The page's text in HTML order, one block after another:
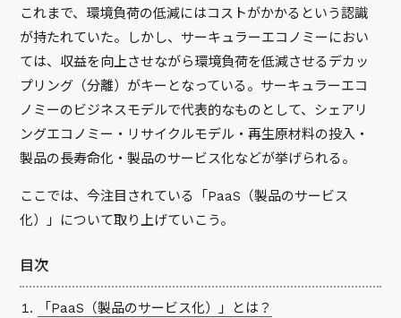
これまで、環境負荷の低減にはコストがかかるという認識
が持たれていた。しかし、サーキュラーエコノミーにおい
ては、収益を向上させながら環境負荷を低減させるデカッ
プリング（分離）がキーとなっている。サーキュラーエコ
ノミーのビジネスモデルで代表的なものとして、シェアリ
ングエコノミー・リサイクルモデル・再生原材料の投入・
製品の長寿命化・製品のサービス化などが挙げられる。
ここでは、今注目されている「PaaS（製品のサービス
化）」について取り上げていこう。
目次
「PaaS（製品のサービス化）」とは？